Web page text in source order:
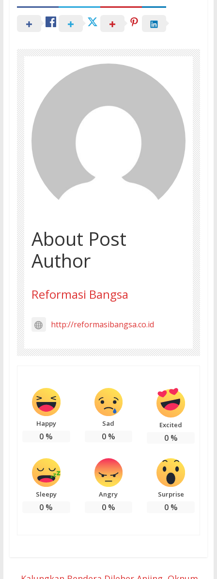
About Post
Author
Reformasi Bangsa
http://reformasibangsa.co.id
Happy
0 %
Sad
0%
Excited
0%
Sleepy
0 %
Angry
0%
Surprise
0%